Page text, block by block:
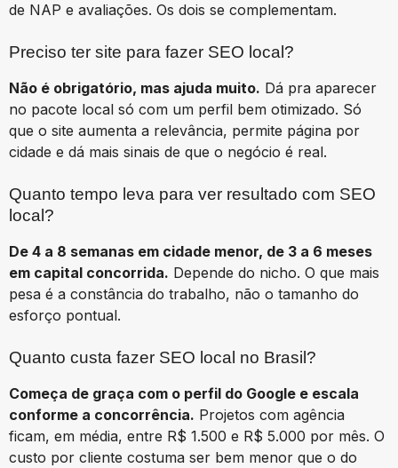
de NAP e avaliações. Os dois se complementam.
Preciso ter site para fazer SEO local?
Não é obrigatório, mas ajuda muito. Dá pra aparecer
no pacote local só com um perfil bem otimizado. Só
que o site aumenta a relevância, permite página por
cidade e dá mais sinais de que o negócio é real.
Quanto tempo leva para ver resultado com SEO
local?
De 4 a 8 semanas em cidade menor, de 3 a 6 meses
em capital concorrida. Depende do nicho. O que mais
pesa é a constância do trabalho, não o tamanho do
esforço pontual.
Quanto custa fazer SEO local no Brasil?
Começa de graça com o perfil do Google e escala
conforme a concorrência. Projetos com agência
ficam, em média, entre R$ 1.500 e R$ 5.000 por mês. O
custo por cliente costuma ser bem menor que o do